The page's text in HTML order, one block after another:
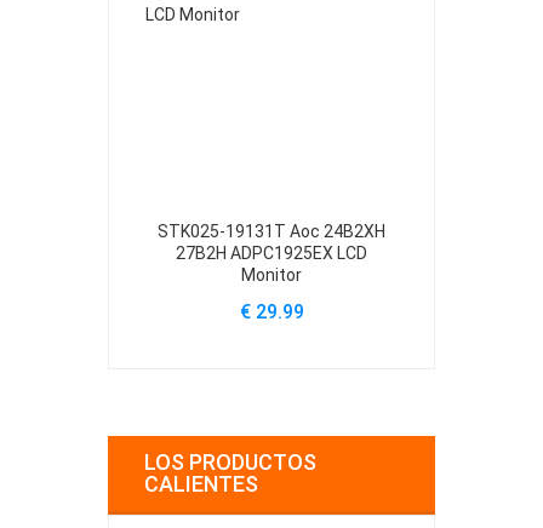
STK025-19131T Aoc 24B2XH
27B2H ADPC1925EX LCD
Monitor
€ 29.99
LOS PRODUCTOS
CALIENTES